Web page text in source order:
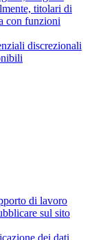
titolari di
con funzioni
discrezionali
di lavoro
sul sito